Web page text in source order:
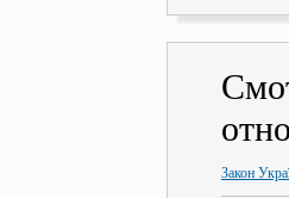
Закон